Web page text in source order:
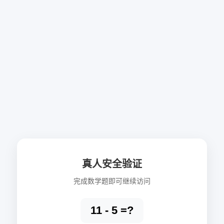
真人安全验证
完成数学题即可继续访问
11 - 5 =?